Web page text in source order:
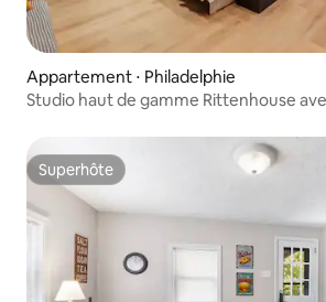
Appartement ⋅ Philadelphie
Studio haut de gamme Rittenhouse
Superhôte
Superhôte